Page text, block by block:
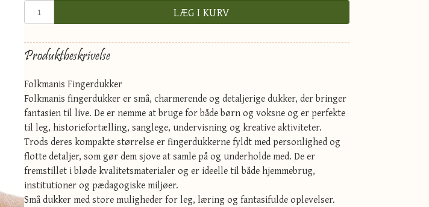
LÆG I KURV
Produktbeskrivelse
Folkmanis Fingerdukker
Folkmanis fingerdukker er små, charmerende og detaljerige dukker, der bringer
fantasien til live. De er nemme at bruge for både børn og voksne og er perfekte
til leg, historiefortælling, sanglege, undervisning og kreative aktiviteter.
Trods deres kompakte størrelse er fingerdukkerne fyldt med personlighed og
flotte detaljer, som gør dem sjove at samle på og underholde med. De er
fremstillet i bløde kvalitetsmaterialer og er ideelle til både hjemmebrug,
institutioner og pædagogiske miljøer.
Små dukker med store muligheder for leg, læring og fantasifulde oplevelser.